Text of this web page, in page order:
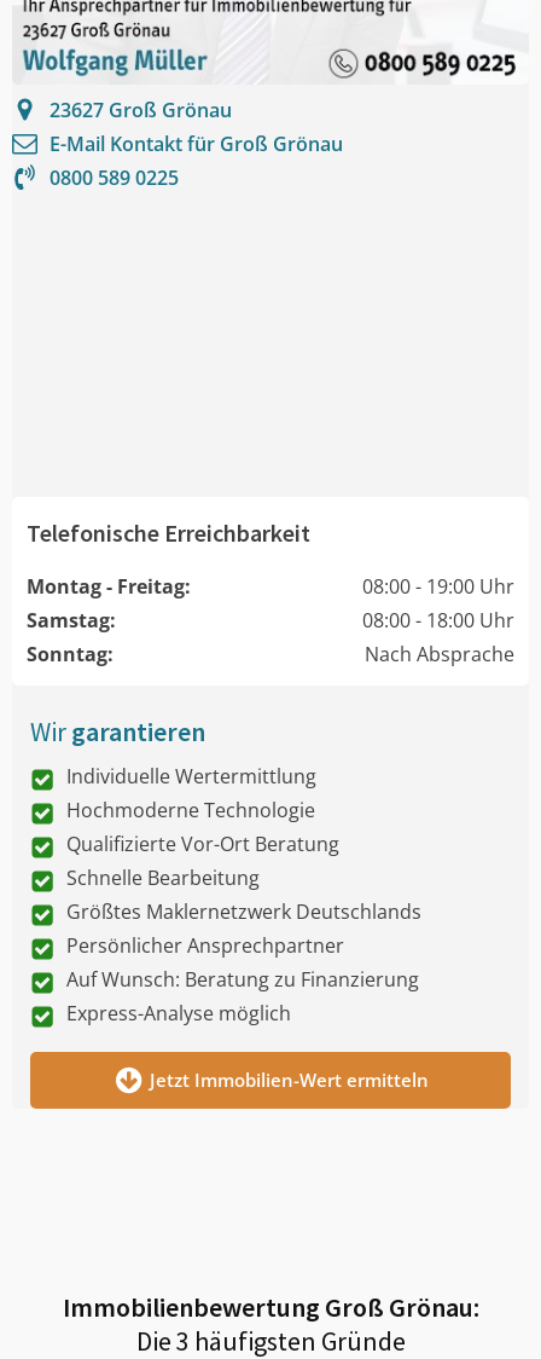
23627 Groß Grönau
E-Mail Kontakt für Groß Grönau
0800 589 0225
Telefonische Erreichbarkeit
Montag - Freitag:
08:00 - 19:00 Uhr
Samstag:
08:00 - 18:00 Uhr
Sonntag:
Nach Absprache
Wirgarantieren
Individuelle Wertermittlung
Hochmoderne Technologie
Qualifizierte Vor-Ort Beratung
Schnelle Bearbeitung
Größtes Maklernetzwerk Deutschlands
Persönlicher Ansprechpartner
Auf Wunsch: Beratung zu Finanzierung
Express-Analyse möglich
Jetzt Immobilien-Wert ermitteln
Immobilienbewertung Groß Grönau:
Die 3 häufigsten Gründe